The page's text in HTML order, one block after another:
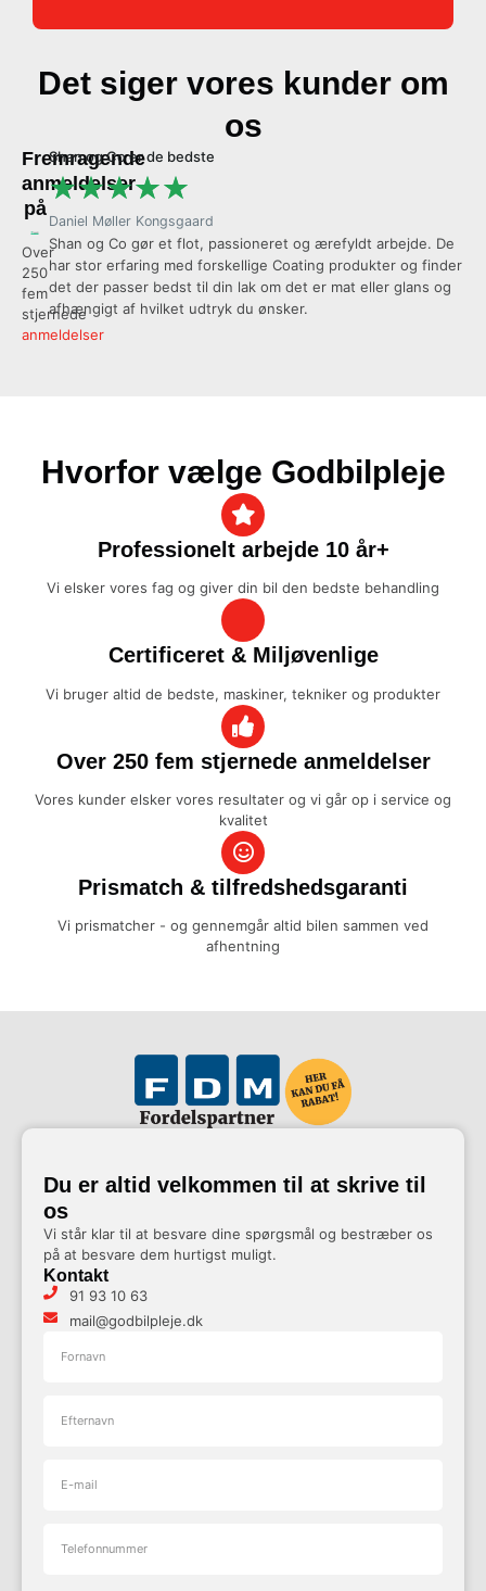
Det siger vores kunder om
os
Fremragende
anmeldelser
på
Over
250
fem
stjernede
anmeldelser
Shan og Co er de bedste
★★★★★
Daniel Møller Kongsgaard
Shan og Co gør et flot, passioneret og ærefyldt arbejde. De
har stor erfaring med forskellige Coating produkter og finder
det der passer bedst til din lak om det er mat eller glans og
afhængigt af hvilket udtryk du ønsker.
Hvorfor vælge Godbilpleje
Professionelt arbejde 10 år+
Vi elsker vores fag og giver din bil den bedste behandling
Certificeret & Miljøvenlige
Vi bruger altid de bedste, maskiner, tekniker og produkter
Over 250 fem stjernede anmeldelser
Vores kunder elsker vores resultater og vi går op i service og
kvalitet
Prismatch & tilfredshedsgaranti
Vi prismatcher - og gennemgår altid bilen sammen ved
afhentning
Du er altid velkommen til at skrive til
os
Vi står klar til at besvare dine spørgsmål og bestræber os
på at besvare dem hurtigst muligt.
Kontakt
91 93 10 63
mail@godbilpleje.dk